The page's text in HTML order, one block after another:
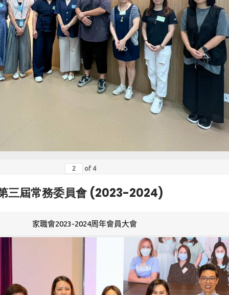
of 4
三屆常務委員會 (2023-2024)
家職會2023-2024周年會員大會